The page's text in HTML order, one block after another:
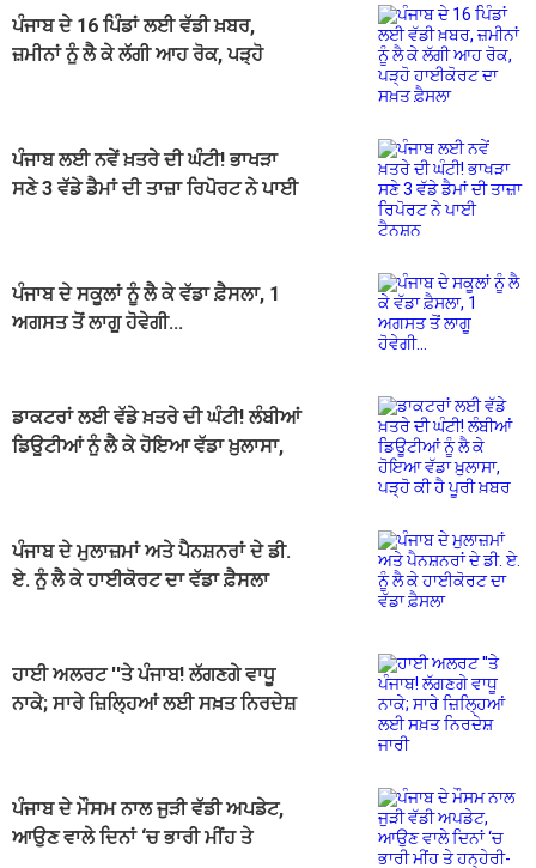
ਪੰਜਾਬ ਦੇ 16 ਪਿੰਡਾਂ ਲਈ ਵੱਡੀ ਖ਼ਬਰ,
ਜ਼ਮੀਨਾਂ ਨੂੰ ਲੈ ਕੇ ਲੱਗੀ ਆਹ ਰੋਕ, ਪੜ੍ਹੋ
ਪੰਜਾਬ ਲਈ ਨਵੇਂ ਖ਼ਤਰੇ ਦੀ ਘੰਟੀ! ਭਾਖੜਾ
ਸਣੇ 3 ਵੱਡੇ ਡੈਮਾਂ ਦੀ ਤਾਜ਼ਾ ਰਿਪੋਰਟ ਨੇ ਪਾਈ
ਪੰਜਾਬ ਦੇ ਸਕੂਲਾਂ ਨੂੰ ਲੈ ਕੇ ਵੱਡਾ ਫ਼ੈਸਲਾ, 1
ਅਗਸਤ ਤੋਂ ਲਾਗੂ ਹੋਵੇਗੀ...
ਡਾਕਟਰਾਂ ਲਈ ਵੱਡੇ ਖ਼ਤਰੇ ਦੀ ਘੰਟੀ! ਲੰਬੀਆਂ
ਡਿਊਟੀਆਂ ਨੂੰ ਲੈ ਕੇ ਹੋਇਆ ਵੱਡਾ ਖ਼ੁਲਾਸਾ,
ਪੰਜਾਬ ਦੇ ਮੁਲਾਜ਼ਮਾਂ ਅਤੇ ਪੈਨਸ਼ਨਰਾਂ ਦੇ ਡੀ.
ਏ. ਨੂੰ ਲੈ ਕੇ ਹਾਈਕੋਰਟ ਦਾ ਵੱਡਾ ਫ਼ੈਸਲਾ
ਹਾਈ ਅਲਰਟ ''ਤੇ ਪੰਜਾਬ! ਲੱਗਣਗੇ ਵਾਧੂ
ਨਾਕੇ; ਸਾਰੇ ਜ਼ਿਲ੍ਹਿਆਂ ਲਈ ਸਖ਼ਤ ਨਿਰਦੇਸ਼
ਪੰਜਾਬ ਦੇ ਮੌਸਮ ਨਾਲ ਜੁੜੀ ਵੱਡੀ ਅਪਡੇਟ,
ਆਉਣ ਵਾਲੇ ਦਿਨਾਂ ‘ਚ ਭਾਰੀ ਮੀਂਹ ਤੇ